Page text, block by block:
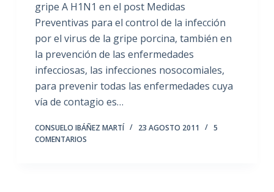
gripe A H1N1 en el post Medidas
Preventivas para el control de la infección
por el virus de la gripe porcina, también en
la prevención de las enfermedades
infecciosas, las infecciones nosocomiales,
para prevenir todas las enfermedades cuya
vía de contagio es…
CONSUELO IBÁÑEZ MARTÍ 23 AGOSTO 2011
5
COMENTARIOS